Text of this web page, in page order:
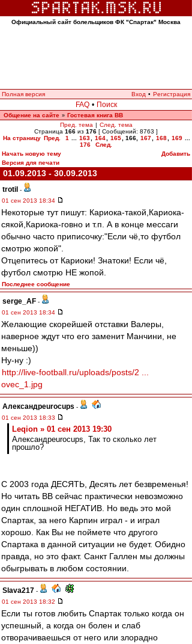
Официальный сайт болельщиков ФК "Спартак" Москва
Полная версия Вход • Регистрация
FAQ • Поиск
Общение на сайте » Гостевая книга ВВ
Пред. тема | След. тема
Страница 166 из 176 [ Сообщений: 8763 ]
На страницу Пред. 1 163 164 165 166, 167 168 169
176
След.
Начать новую тему
Добавить
Версия для печати
01.09.2013 - 30.09.2013
trotil -
01 сен 2013 18:34
Некоторые тут пишут: Кариока-такой,Кариока-
сякой,Кариока-говно и т.п. А в конце мессаги
обычно часто приписочку:"Если чё,то футбол
смотрю жопой".
Отцепитесь от Кариоки! Знатоки! Если чё,
футбол смотрю НЕ жопой.
Последнее сообщение
serge_AF -
01 сен 2013 18:34
Желающие скорейшей отставки Валеры,
наверное ждут что его заменит Манчини, не
меньше))
Ну-ну :)
http://live-football.ru/uploads/posts/2 ...
ovec_1.jpg
Александрeurocups -
01 сен 2013 18:33
Leqion » 01 сен 2013 19:30
Александрeurocups, Так то сколько лет
прошло?
С 2003 года ДЕСЯТЬ, Десять лет безвременья!
Но читать ВВ сейчас практически невозможно
один сплошной НЕГАТИВ. Но ведь это мой
Спартак, за него Карпин играл - и играл
хорошо. Как Вы не поймете что другого
Спартака в данной ситуации не будет. Обидно
правда, но это факт. Санкт Галлен мы должны
обыгрывать в любом состоянии.
Slava217 -
01 сен 2013 18:32
Если ты готов любить Спартак только когда он
успешный, а когда он болен и слаб
отворачиваешься от него или злорадно